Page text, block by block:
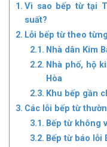
Vì sao bếp từ tại
suất?
Lỗi bếp từ theo
Nhà dân Kim
Nhà phố, hộ
Hòa
Khu bếp gần
Các lỗi bếp từ
Bếp từ không
Bếp từ báo lỗi